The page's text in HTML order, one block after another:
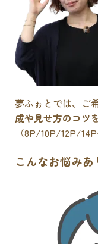
夢ふぉとでは、ご
成や見せ方のコツ
（8P/10P/12P/
こんなお悩み